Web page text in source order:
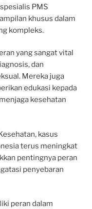
PMS
khusus dalam
kompleks.
yang sangat vital
dan
Mereka juga
edukasi kepada
kesehatan
kasus
terus meningkat
pentingnya peran
penyebaran
peran dalam